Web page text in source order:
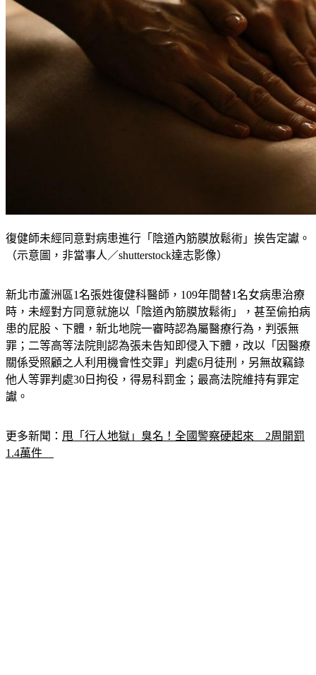
復健師未經同意對病患進行「陰道內筋膜放鬆術」挨告定讞。
新北市蘆洲區1名張姓復健科醫師，109年間替1名女病患治療
時，未經對方同意就施以「陰道內筋膜放鬆術」，甚至偷拍病
患的屁股、下體，新北地院一審時認為屬醫療行為，判張無
罪；二等高等法院則認為張未告知即侵入下體，改以「因醫療
關係受照顧之人利用機會性交罪」判處6月徒刑，另無故竊錄
他人等罪判處30日拘役，得易科罰金；最高法院維持有罪定
更多新聞：